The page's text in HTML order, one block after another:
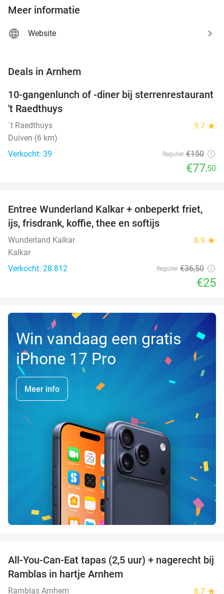
Meer informatie
Website
Deals in Arnhem
48%
NEW
TODAY
10-gangenlunch of -diner bij sterrenrestaurant
't Raedthuys
´t Raedthuys 9.7 star
Duiven (6 km)
Verkocht: 39
Regulier €150
€77,50
32%
Entree Wunderland Kalkar + onbeperkt friet,
ijs, frisdrank, koffie, thee en softijs
Wunderland Kalkar 8.9 star
Kalkar
Verkocht: 28.812
Regulier €36,50
€25
Win vandaag een gratis
iPhone 17 Pro
Meer info
34%
All-You-Can-Eat tapas (2,5 uur) + nagerecht bij
Ramblas in hartje Arnhem
Ramblas Arnhem 8.7 star